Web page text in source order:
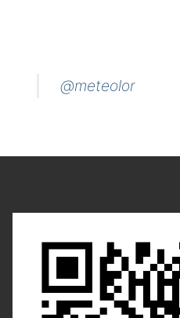
@meteolor